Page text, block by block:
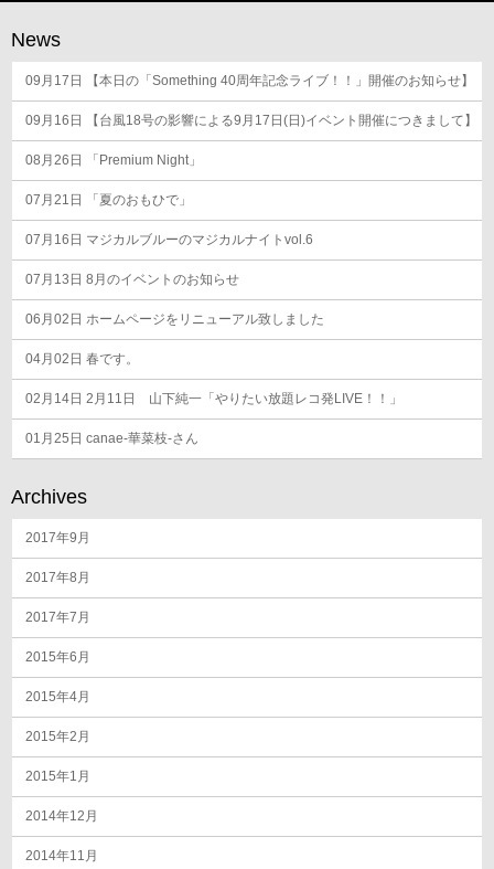
News
09月17日 【本日の「Something 40周年記念ライブ！！」開催のお知らせ】
09月16日 【台風18号の影響による9月17日(日)イベント開催につきまして】
08月26日 「Premium Night」
07月21日 「夏のおもひで」
07月16日 マジカルブルーのマジカルナイトvol.6
07月13日 8月のイベントのお知らせ
06月02日 ホームページをリニューアル致しました
04月02日 春です。
02月14日 2月11日 山下純一「やりたい放題レコ発LIVE！！」
01月25日 canae-華菜枝-さん
Archives
2017年9月
2017年8月
2017年7月
2015年6月
2015年4月
2015年2月
2015年1月
2014年12月
2014年11月